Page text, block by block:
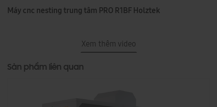
Máy cnc nesting trung tâm PRO R1BF Holztek
Xem thêm video
Sản phẩm liên quan